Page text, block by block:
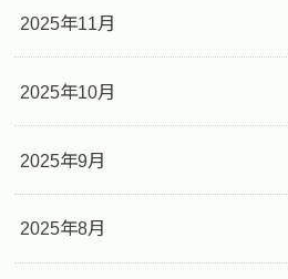
2025年11月
2025年10月
2025年9月
2025年8月